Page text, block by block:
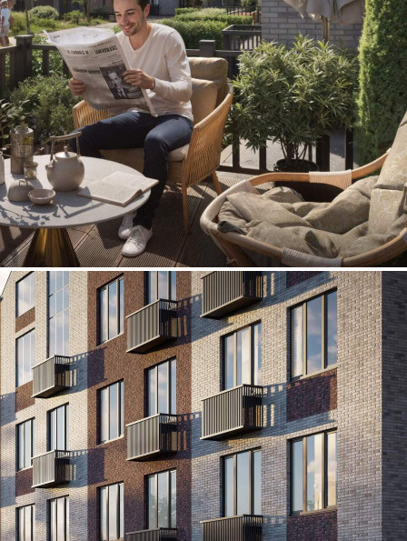
Продажа
120069 - Г. ОДИНЦОВО,
ЖИЛОЙ КОМПЛЕКС
ЖАВОРОНКИ КЛАБ, Д.К4
Москва / Московская обл
Получить контакты
Посмотреть на карте
Прямая продажа от застройщика! Кладовая номер 29 общей
площадью 6.16 кв. м на -1-м этаже в ЖК «Жаворонки
Клаб»[#7378881#]
329 (+2)
Навигация